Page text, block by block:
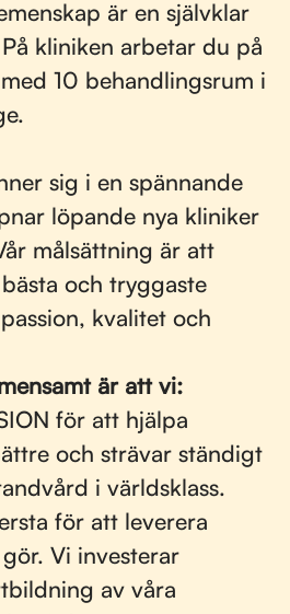
är en självklar
kliniken arbetar du på
10 behandlingsrum i
sig i en spännande
löpande nya kliniker
målsättning är att
och tryggaste
kvalitet och
är att vi:
för att hjälpa
och strävar ständigt
i världsklass.
för att leverera
Vi investerar
av våra